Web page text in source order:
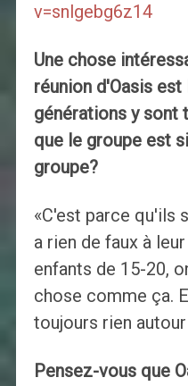
v=snlgebg6z14
Une chose
réunion d'Oasis
générations y sont
que le groupe est
groupe?
«C'est parce qu'ils
a rien de faux à
enfants de 15-20,
chose comme ça.
toujours rien
Pensez-vous que